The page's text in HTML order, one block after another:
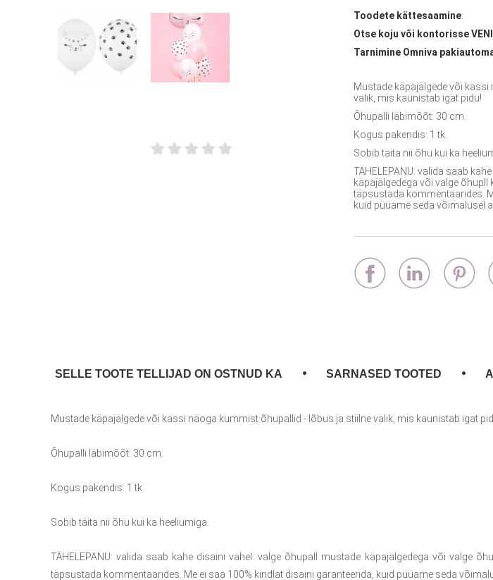
Toodete kättesaamine:
Otse koju või kontorisse
Tarnimine Omniva
Mustade käpajälgede või
valik, mis kaunistab igat pidu!
Õhupalli läbimõõt: 30 cm.
Kogus pakendis: 1 tk.
Sobib täita nii õhu kui ka
TÄHELEPANU: valida saab
käpajälgedega või valge
täpsustada kommentaarides.
kuid püüame seda võimalusel
SELLE TOOTE TELLIJAD ON OSTNUD KA SARNASED TOOTED
Mustade käpajälgede või kassi näoga kummist õhupallid - lõbus ja stiilne valik, mis kaunistab igat
Õhupalli läbimõõt: 30 cm.
Kogus pakendis: 1 tk.
Sobib täita nii õhu kui ka heeliumiga.
TÄHELEPANU: valida saab kahe disaini vahel: valge õhupall mustade käpajälgedega või valge
täpsustada kommentaarides. Me ei saa 100% kindlat disaini garanteerida, kuid püüame seda